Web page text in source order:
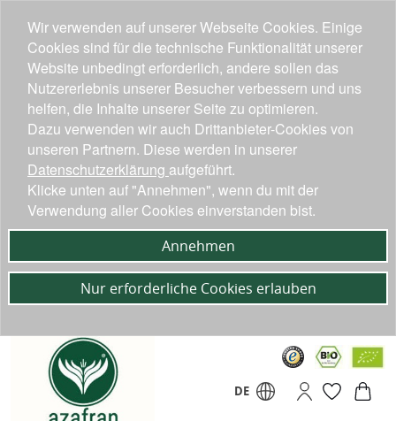
DE
Wir verwenden auf unserer Webseite Cookies. Einige
Cookies sind für die technische Funktionalität unserer
Website unbedingt erforderlich, andere sollen das
Nutzererlebnis unserer Besucher verbessern und uns
helfen, die Inhalte unserer Seite zu optimieren.
Dazu verwenden wir auch Drittanbieter-Cookies von
unseren Partnern. Diese werden in unserer
Datenschutzerklärung aufgeführt.
Klicke unten auf "Annehmen", wenn du mit der
Verwendung aller Cookies einverstanden bist.
Annehmen
Nur erforderliche Cookies erlauben